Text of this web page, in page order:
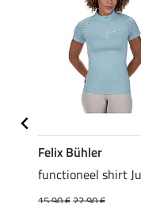
Felix Bühler
functioneel shirt